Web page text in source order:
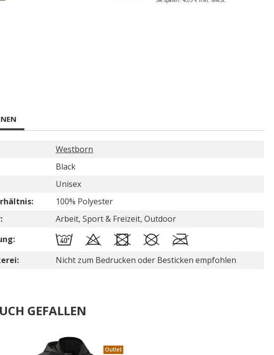
Westborn
Black
Unisex
100% Polyester
Arbeit, Sport & Freizeit, Outdoor
Nicht zum Bedrucken oder Besticken empfohlen
GEFALLEN
Outlet